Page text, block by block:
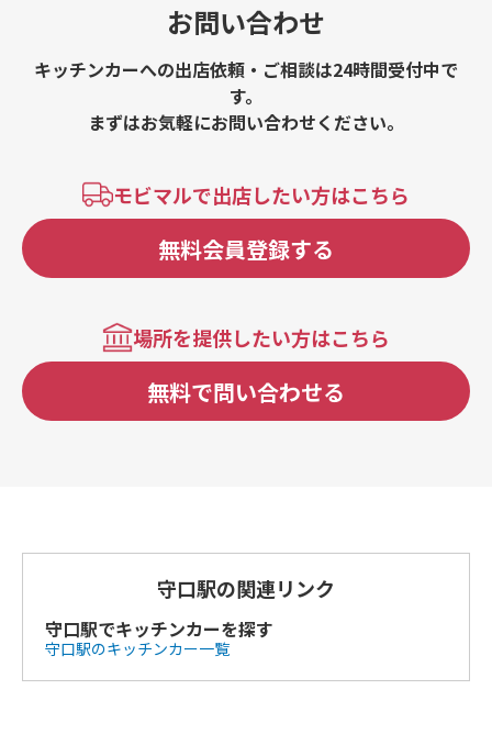
お問い合わせ
キッチンカーへの出店依頼・ご相談は24時間受付中で
す。
まずはお気軽にお問い合わせください。
モビマルで出店したい方はこちら
無料会員登録する
場所を提供したい方はこちら
無料で問い合わせる
守口駅の関連リンク
守口駅でキッチンカーを探す
守口駅のキッチンカー一覧